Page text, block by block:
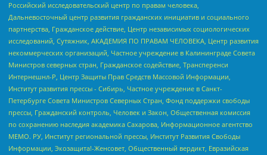
Российский исследовательский центр по правам человека,
Дальневосточный центр развития гражданских инициатив и социального
партнерства, Гражданское действие, Центр независимых социологических
исследований, Сутяжник, АКАДЕМИЯ ПО ПРАВАМ ЧЕЛОВЕКА, Центр развития
некоммерческих организаций, Частное учреждение в Калининграде Совета
Министров северных стран, Гражданское содействие, Трансперенси
Интернешнл-Р, Центр Защиты Прав Средств Массовой Информации,
Институт развития прессы - Сибирь, Частное учреждение в Санкт-
Петербурге Совета Министров Северных Стран, Фонд поддержки свободы
прессы, Гражданский контроль, Человек и Закон, Общественная комиссия
по сохранению наследия академика Сахарова, Информационное агентство
МЕМО. РУ, Институт региональной прессы, Институт Развития Свободы
Информации, Экозащита!-Женсовет, Общественный вердикт, Евразийская